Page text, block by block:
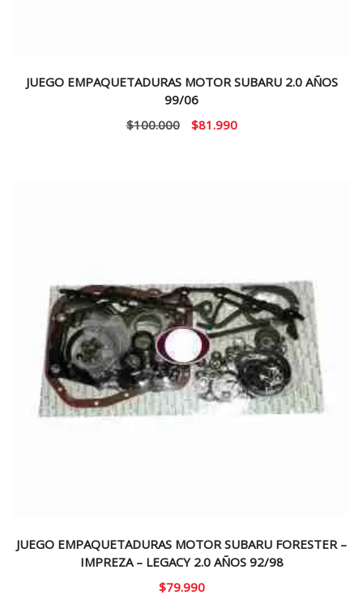
JUEGO EMPAQUETADURAS MOTOR SUBARU 2.0 AÑOS
99/06
$100.000
El
$81.990El
JUEGO EMPAQUETADURAS MOTOR SUBARU FORESTER –
IMPREZA – LEGACY 2.0 AÑOS 92/98
$79.990